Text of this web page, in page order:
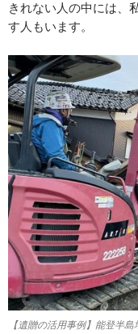
きれない人の中には、
す人もいます。
【遺贈の活用事例】能登半